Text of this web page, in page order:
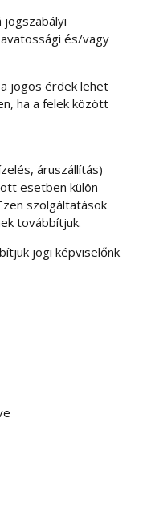
jogszabályi
és/vagy
jogos érdek lehet
ha a felek között
áruszállítás)
esetben külön
szolgáltatások
továbbítjuk.
jogi képviselőnk